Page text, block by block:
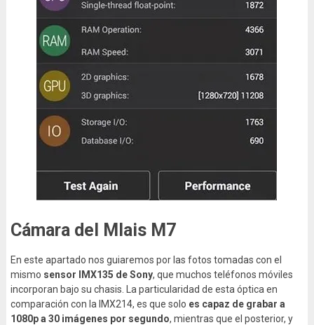
Cámara del Mlais M7
En este apartado nos guiaremos por las fotos tomadas con el
mismo sensor IMX135 de Sony, que muchos teléfonos móviles
incorporan bajo su chasis. La particularidad de esta óptica en
comparación con la IMX214, es que solo es capaz de grabar a
1080p a 30 imágenes por segundo, mientras que el posterior, y